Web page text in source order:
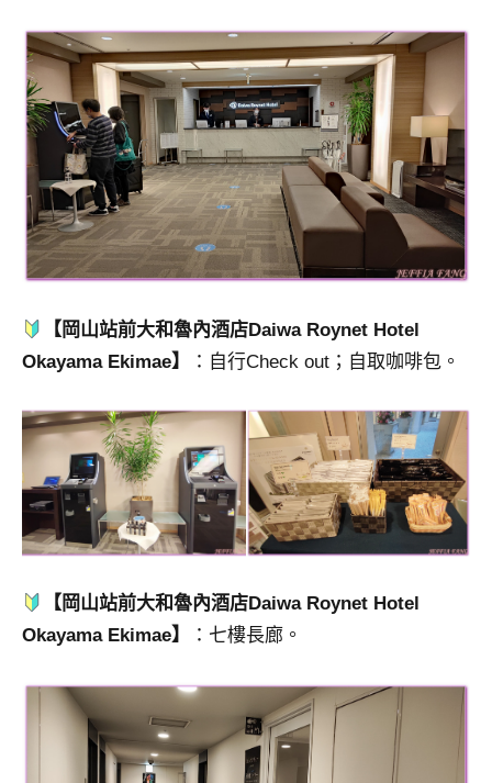
【岡山站前大和魯內酒店Daiwa Roynet Hotel
Okayama Ekimae】
：自行Check out；自取咖啡包。
【岡山站前大和魯內酒店Daiwa Roynet Hotel
Okayama Ekimae】
：七樓長廊。